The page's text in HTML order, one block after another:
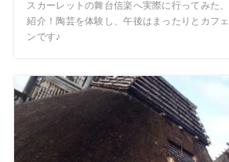
スカーレットの舞台信楽へ実際に行ってみた
紹介！陶芸を体験し、午後はまったりとカフ
ンです♪